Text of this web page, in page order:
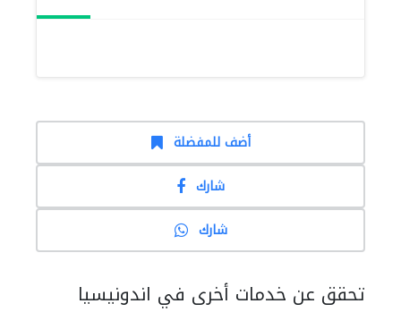
أضف للمفضلة
شارك
شارك
تحقق عن خدمات أخرى في اندونيسيا